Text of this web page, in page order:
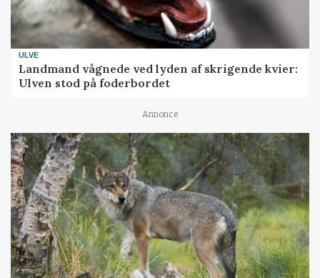
ULVE
Landmand vågnede ved lyden af skrigende kvier:
Ulven stod på foderbordet
Annonce